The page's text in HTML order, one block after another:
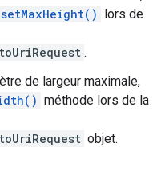
setMaxHeight() lors de
.
de largeur maximale,
méthode lors de la
objet.